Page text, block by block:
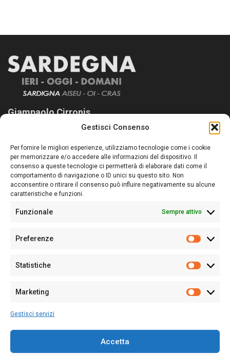
Gestisci Consenso
Per fornire le migliori esperienze, utilizziamo tecnologie come i cookie
per memorizzare e/o accedere alle informazioni del dispositivo. Il
consenso a queste tecnologie ci permetterà di elaborare dati come il
comportamento di navigazione o ID unici su questo sito. Non
acconsentire o ritirare il consenso può influire negativamente su alcune
caratteristiche e funzioni.
Funzionale Sempre attivo
Preferenze
Statistiche
Marketing
Gestisci servizi
Accetta
Giampaolo Cirronis
Sardegna Ieri-Oggi-Domani nasce per informare “liberamente” i
lettori su quanto accade in Sardegna, con un occhio rivolto al
nostro passato e, soprattutto, al nostro futuro
Follow Us
Sede:Via Cristoforo Colombo 09013 Carbonia
Partita IVA02270380922
128/2020 del 10/02/2020
Per la Pubblicità: